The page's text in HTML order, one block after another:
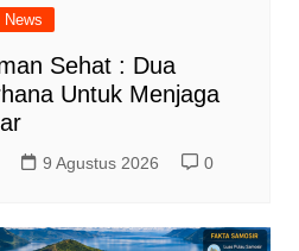
News
Sehat : Dua
Untuk Menjaga
9 Agustus 2026 0